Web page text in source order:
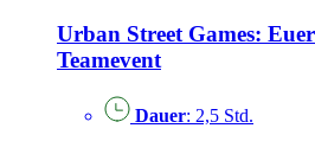
Urban Street Games:
Teamevent
Dauer: 2,5 Std.